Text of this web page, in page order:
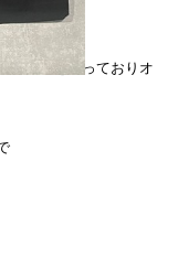
ギャバを使っておりオ